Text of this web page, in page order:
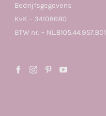
Bedrijfsgegevens
KvK – 34108680
BTW nr. – NL.8105.44.957.B01